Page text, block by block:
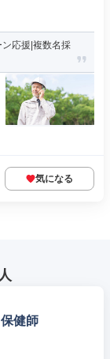
応援|複数名採
気になる
健師